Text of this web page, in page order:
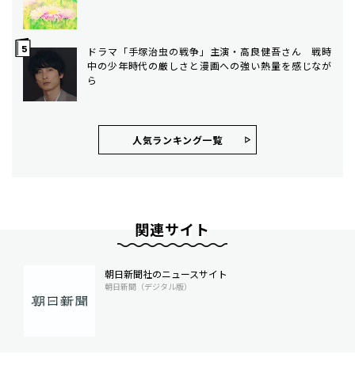
ドラマ「手塚治虫の戦争」主演・高良健吾さん 戦時
中の少年時代の厳しさと漫画への強い熱量を感じなが
ら
人気ランキング⼀覧
関連サイト
朝日新聞社のニュースサイト
朝日新聞（デジタル版）